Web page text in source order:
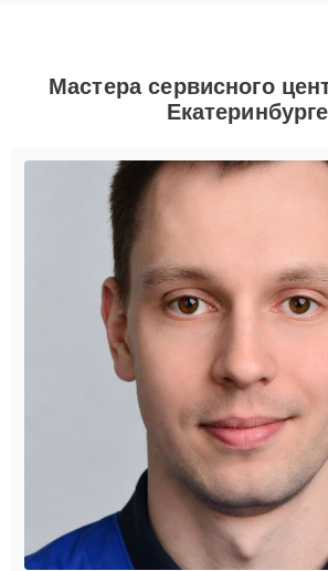
Мастера сервисного
Екатеринбурге